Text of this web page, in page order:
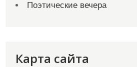
Поэтические вечера
Карта сайта